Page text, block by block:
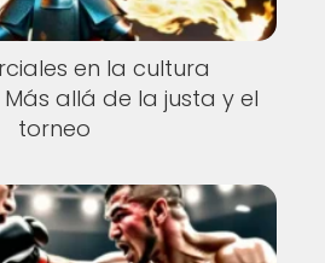
en la cultura
allá de la justa y el
torneo